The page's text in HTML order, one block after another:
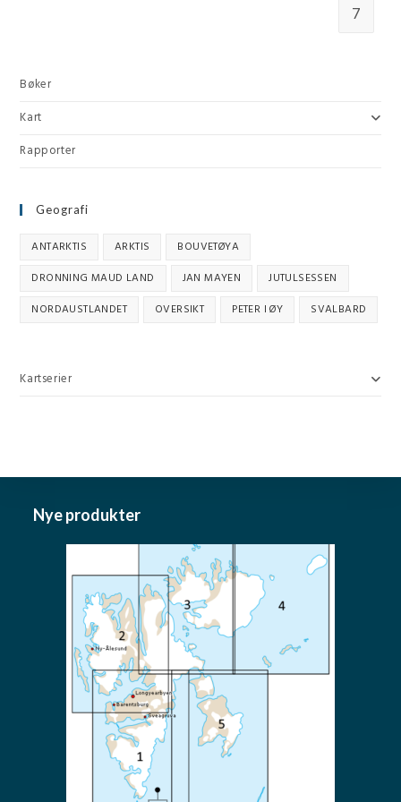
7
Bøker
Kart
Rapporter
Geografi
ANTARKTIS ARKTIS
BOUVETØYA
DRONNING MAUD LAND
JAN MAYEN
JUTULSESSEN
NORDAUSTLANDET
OVERSIKT PETER I ØY SVALBARD
Kartserier
Nye produkter